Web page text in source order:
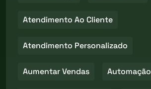
Atendimento Ao Cliente
Atendimento Personalizado
Aumentar Vendas Automação